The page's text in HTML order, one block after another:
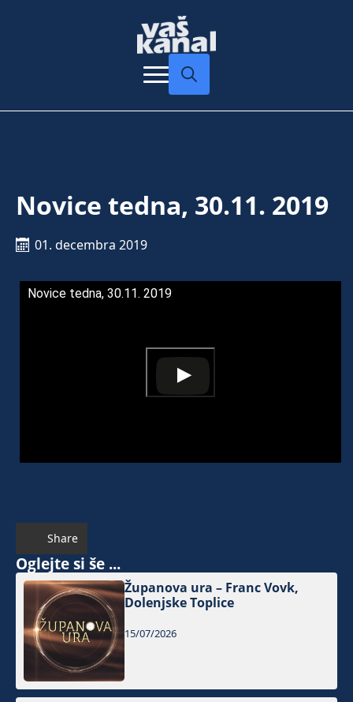
Novice tedna, 30.11. 2019
01. decembra 2019
Novice tedna, 30.11. 2019
Share
Oglejte si še ...
Županova ura – Franc Vovk,
Dolenjske Toplice
15/07/2026